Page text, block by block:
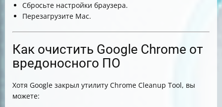
Сбросьте настройки браузера.
Перезагрузите Mac.
Как очистить Google Chrome от
вредоносного ПО
Хотя Google закрыл утилиту Chrome Cleanup Tool, вы
можете: